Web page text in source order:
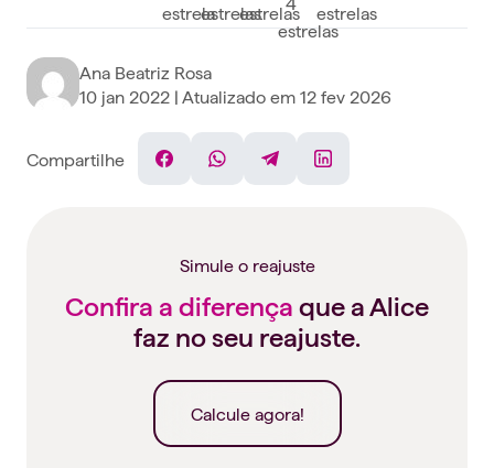
Ana Beatriz Rosa
10 jan 2022 | Atualizado em 12 fev 2026
Compartilhe
FacebookWhatsAppTelegramLinkedin
Simule o reajuste
Confira a diferença que a Alice
faz no seu reajuste.
Calcule agora!